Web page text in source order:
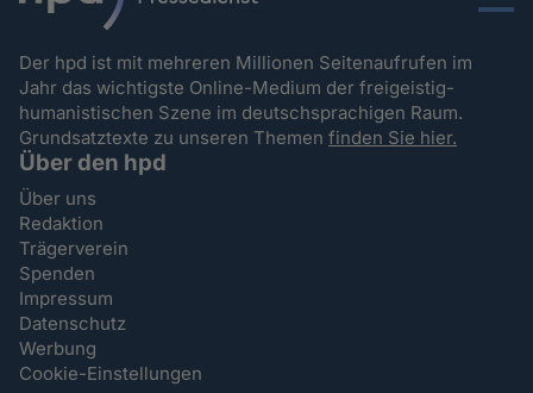
Der hpd ist mit mehreren Millionen Seitenaufrufen im
Jahr das wichtigste Online-Medium der freigeistig-
humanistischen Szene im deutschsprachigen Raum.
Grundsatztexte zu unseren Themenfinden Sie hier.
Über den hpd
Über uns
Redaktion
Trägerverein
Spenden
Impressum
Datenschutz
Werbung
Cookie-Einstellungen